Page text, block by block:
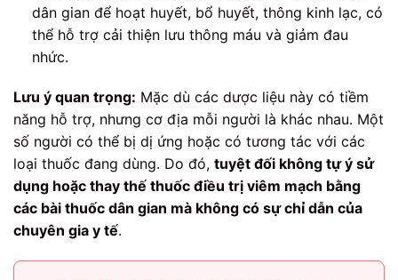
dân gian để hoạt huyết, bổ huyết, thông kinh lạc, có
thể hỗ trợ cải thiện lưu thông máu và giảm đau
nhức.
Lưu ý quan trọng: Mặc dù các dược liệu này có tiềm
năng hỗ trợ, nhưng cơ địa mỗi người là khác nhau. Một
số người có thể bị dị ứng hoặc có tương tác với các
loại thuốc đang dùng. Do đó, tuyệt đối không tự ý sử
dụng hoặc thay thế thuốc điều trị viêm mạch bằng
các bài thuốc dân gian mà không có sự chỉ dẫn của
chuyên gia y tế.